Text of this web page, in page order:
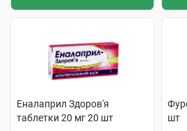
Еналаприл Здоров'я
таблетки 20 мг 20 шт
шт